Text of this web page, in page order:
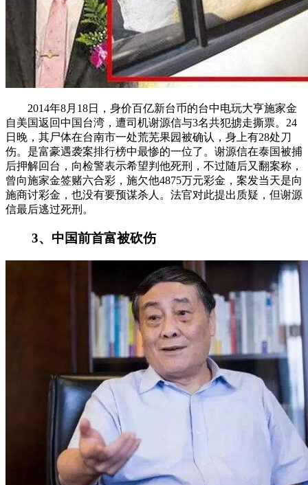
2014年8月18日，身价百亿新台币的台中电玩大亨施家金
自美国返回中国台湾，遭司机谢源信与3名共犯掳走撕票。24
日晚，其尸体在台南市一处荒芜果园被确认，身上有28处刀
伤。是富豪遇袭案排行榜中最惨的一位了。谢源信在泰国被捕
后押解回台，向检警表示希望判他死刑，不过随后又翻案称，
曾向施家金签赌六合彩，施欠他4875万元彩金，案发当天是向
施商讨彩金，也没有要预谋杀人。法官对此提出质疑，但谢源
信最后逃过死刑。
3、中国前首富被砍伤